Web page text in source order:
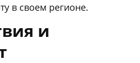
в своем регионе.
и